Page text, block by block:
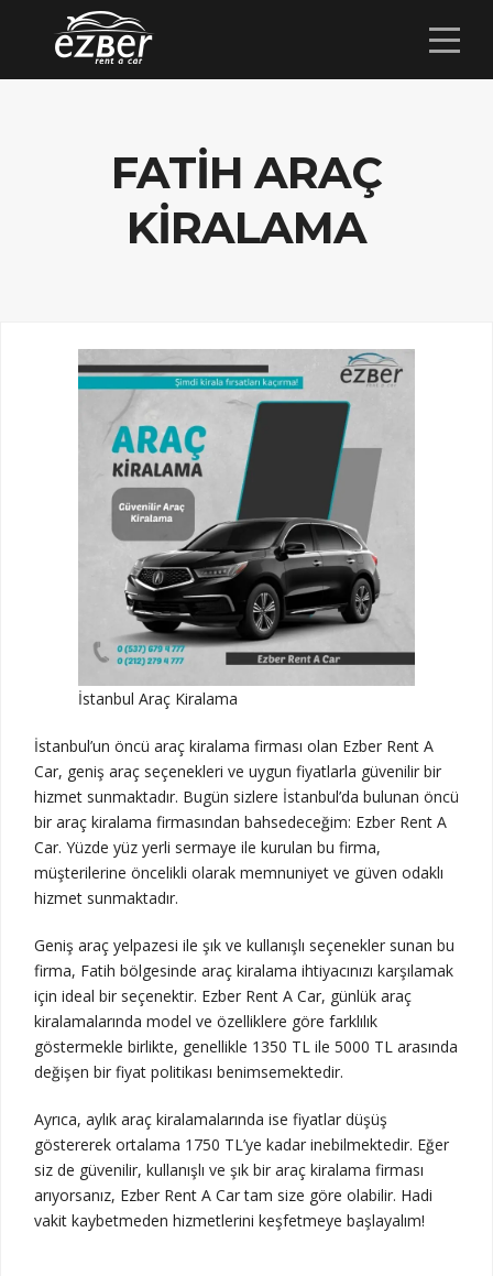
FATIH ARAÇ
KIRALAMA
İstanbul Araç Kiralama
İstanbul’un öncü araç kiralama firması olan Ezber Rent A
Car, geniş araç seçenekleri ve uygun fiyatlarla güvenilir bir
hizmet sunmaktadır. Bugün sizlere İstanbul’da bulunan öncü
bir araç kiralama firmasından bahsedeceğim: Ezber Rent A
Car. Yüzde yüz yerli sermaye ile kurulan bu firma,
müşterilerine öncelikli olarak memnuniyet ve güven odaklı
hizmet sunmaktadır.
Geniş araç yelpazesi ile şık ve kullanışlı seçenekler sunan bu
firma, Fatih bölgesinde araç kiralama ihtiyacınızı karşılamak
için ideal bir seçenektir. Ezber Rent A Car, günlük araç
kiralamalarında model ve özelliklere göre farklılık
göstermekle birlikte, genellikle 1350 TL ile 5000 TL arasında
değişen bir fiyat politikası benimsemektedir.
Ayrıca, aylık araç kiralamalarında ise fiyatlar düşüş
göstererek ortalama 1750 TL’ye kadar inebilmektedir. Eğer
siz de güvenilir, kullanışlı ve şık bir araç kiralama firması
arıyorsanız, Ezber Rent A Car tam size göre olabilir. Hadi
vakit kaybetmeden hizmetlerini keşfetmeye başlayalım!